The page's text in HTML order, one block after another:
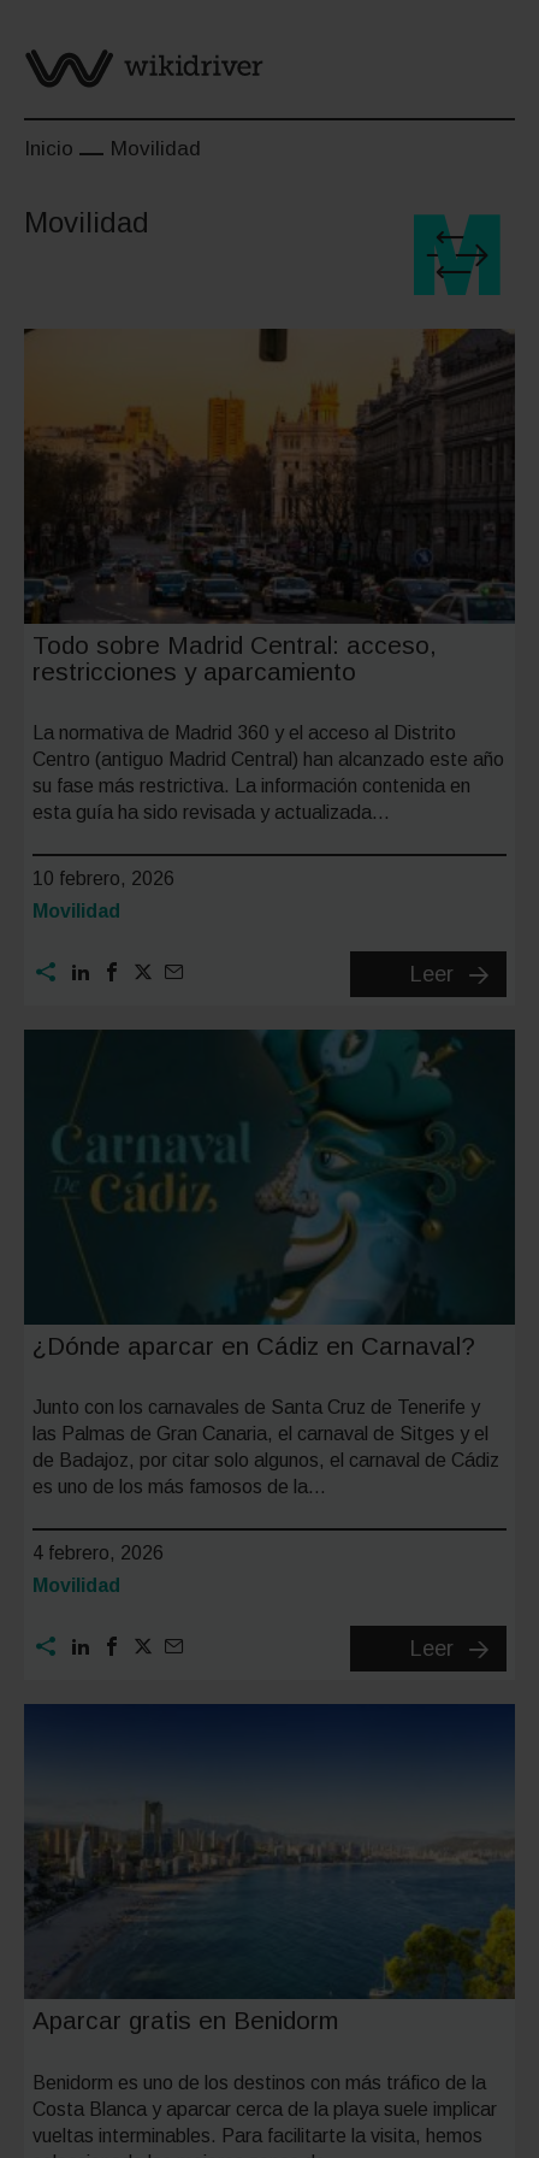
Inicio Movilidad
Movilidad
Todo sobre Madrid Central: acceso,
restricciones y aparcamiento
La normativa de Madrid 360 y el acceso al Distrito
Centro (antiguo Madrid Central) han alcanzado este año
su fase más restrictiva. La información contenida en
esta guía ha sido revisada y actualizada…
10 febrero, 2026
Categoría:
Movilidad
Leer
Todo
Madrid
y
¿Dónde aparcar en Cádiz en Carnaval?
Junto con los carnavales de Santa Cruz de Tenerife y
las Palmas de Gran Canaria, el carnaval de Sitges y el
de Badajoz, por citar solo algunos, el carnaval de Cádiz
es uno de los más famosos de la…
4 febrero, 2026
Categoría:
Movilidad
Leer
¿Dónde
Aparcar gratis en Benidorm
Benidorm es uno de los destinos con más tráfico de la
Costa Blanca y aparcar cerca de la playa suele implicar
vueltas interminables. Para facilitarte la visita, hemos